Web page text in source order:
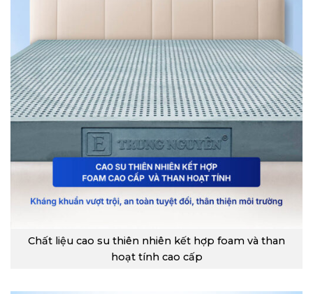
Chất liệu cao su thiên nhiên kết hợp foam và than
hoạt tính cao cấp